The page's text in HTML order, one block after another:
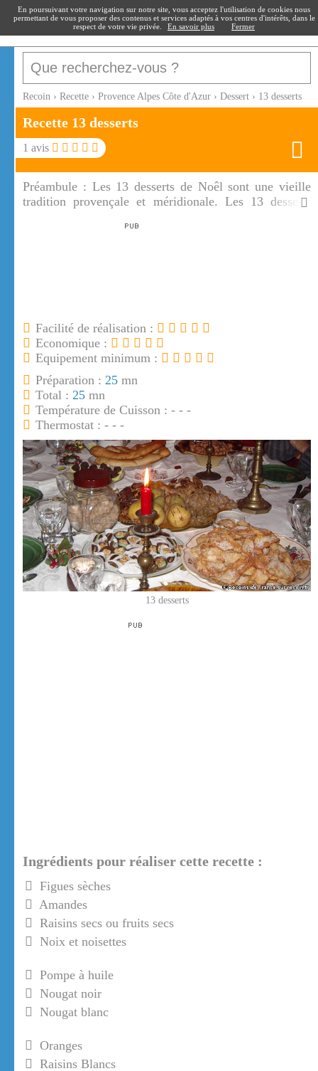
recoin.fr
Recoin › Recette › Provence Alpes Côte d'Azur › Dessert › 13 desserts
Recette 13 desserts
1 avis
Préambule : Les 13 desserts de Noêl sont une vieille
tradition provençale et méridionale. Les 13 desserts
l'arrivée du père Noël.
Facilité de réalisation :
Economique :
Equipement minimum :
Préparation : 25 mn
Total : 25 mn
Température de Cuisson : - - -
Thermostat : - - -
13 desserts
Ingrédients pour réaliser cette recette :
Figues sèches
Amandes
Raisins secs ou fruits secs
Noix et noisettes
Pompe à huile
Nougat noir
Nougat blanc
Oranges
Raisins Blancs
En poursuivant votre navigation sur notre site, vous acceptez l'utilisation de cookies nous
permettant de vous proposer des contenus et services adaptés à vos centres d'intérêts, dans le
respect de votre vie privée.
En savoir plus Fermer